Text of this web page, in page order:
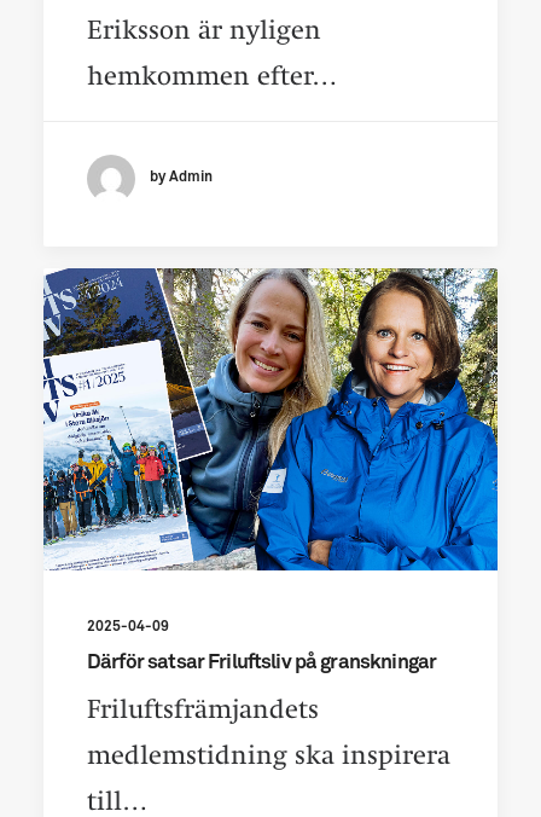
Eriksson är nyligen
hemkommen efter…
by Admin
2025-04-09
Därför satsar Friluftsliv på granskningar
Friluftsfrämjandets
medlemstidning ska inspirera
till…